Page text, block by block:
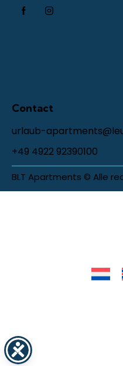
Contact
urlaub-
+49 4922 92390100
BLT Apartments © Alle